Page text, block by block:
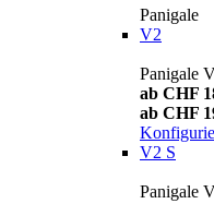
Panigale
V2
Panigale
ab CHF
ab CHF
V2 S
Panigale